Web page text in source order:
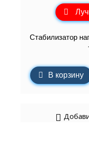
Стабилизатор
В корзину